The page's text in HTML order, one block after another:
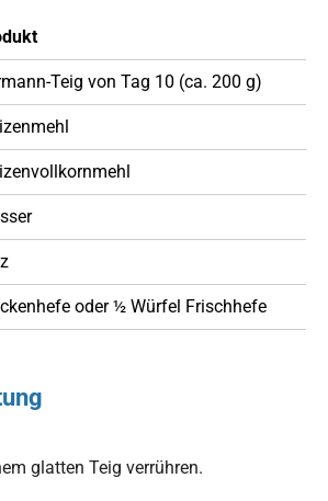
Teig von Tag 10 (ca. 200 g)
oder ½ Würfel Frischhefe
glatten Teig verrühren.